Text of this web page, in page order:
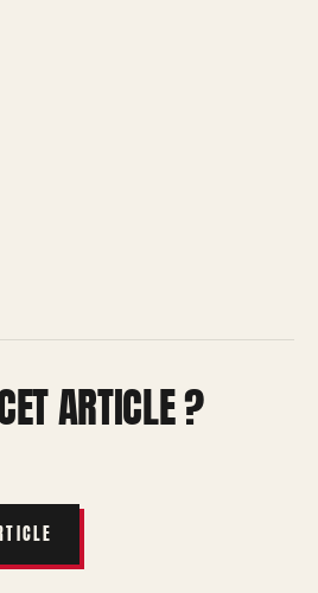
ARTICLE ?